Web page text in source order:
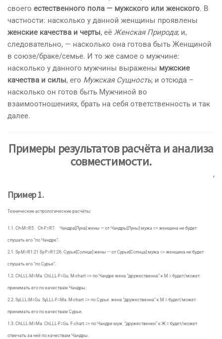
своего естественного пола — мужского или женского. В
частности: насколько у данной женщины проявлены
женские качества и черты, её Женская Природа; и,
следовательно, — насколько она готова быть Женщиной
в союзе/браке/семье. И то же самое о мужчине:
насколько у данного мужчины выражены мужские
качества и силы, его Мужская Сущность; и отсюда –
насколько он готов быть Мужчиной во
взаимоотношениях, брать на себя ответственность и так
далее.
Примеры результатов расчёта и анализа
совместимости.
‘
Пример 1.
Технические астрологические расчёты:
1.1. Ch-M=R5 Ch-F=R7. Чандра[Луна] жены — от Чандры[Луны] мужа => женщина не будет
слушать его “по Чандре”.
2.1. Sy-M=R1:21 Sy-F=R1:26. Сурья[Солнце] жены — от Сурьи[Солнца] мужа => женщина не будет
слушать его “по Сурье”.
1.2. ChLLL-M=Ma ChLLL-F=Gu. M-chart => по Чандре жена “дружественна” к М = будет/может
принимать его по качествам Чандры.
2.2. SyLLL-M=Gu SyLLL-F=Ma. M-chart => по Сурье жена “дружественна” к М = будет/может
принимать его по качествам Сурьи.
1.3. ChLLL-M=Ma ChLLL-F=Gu. F-chart => по Чандре муж “дружественен” к Ж = будет/может
отвечать за неё по качествам Чандры.